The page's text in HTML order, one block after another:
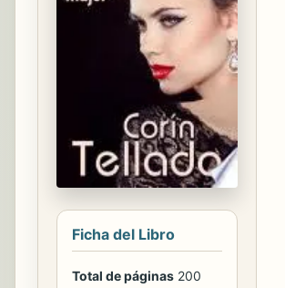
Ficha del Libro
Total de páginas 200